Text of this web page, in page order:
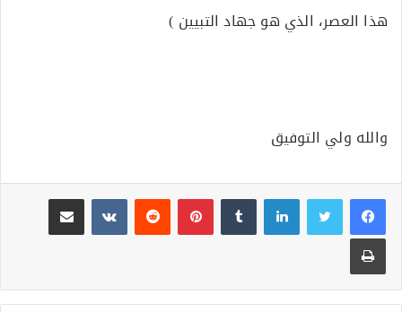
هذا العصر، الذي هو جهاد التبيين )
والله ولي التوفيق
لينكدإن بينتيريست
مشاركة عبر البريد
طباعة